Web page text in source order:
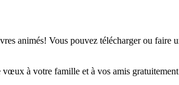
animés! Vous pouvez télécharger ou
à votre famille et à vos amis